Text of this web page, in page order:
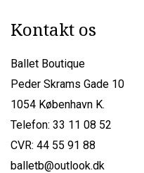
Kontakt os
Ballet Boutique
Peder Skrams Gade 10
1054 København K.
Telefon: 33 11 08 52
CVR: 44 55 91 88
balletb@outlook.dk